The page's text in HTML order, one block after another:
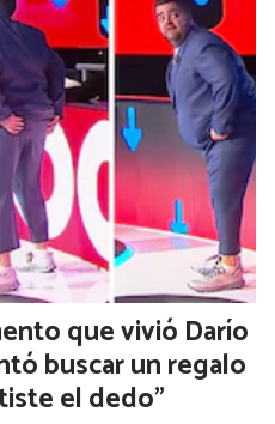
que vivió Darío
buscar un regalo
el dedo”